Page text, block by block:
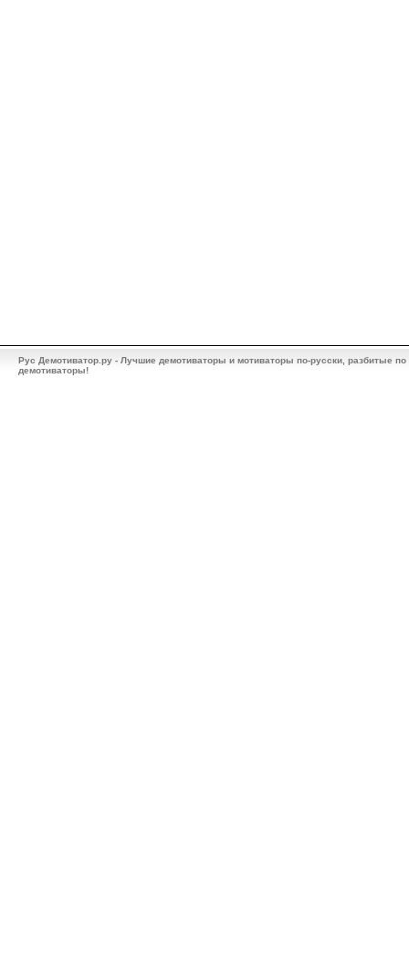
Рус Демотиватор.ру - Лучшие демотиваторы и мотиваторы по-русски, разбитые
демотиваторы!